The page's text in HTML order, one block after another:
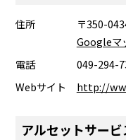
住所
〒350-
Googleマ
電話
049-294-
Webサイト
http://
アルセットサービ